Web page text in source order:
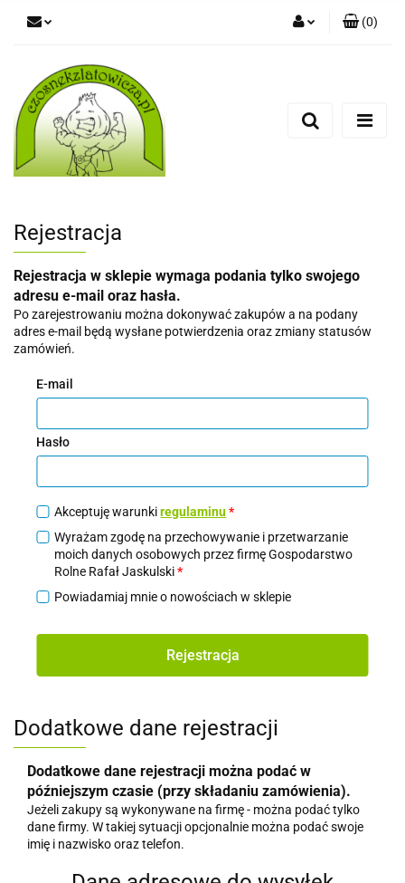
Dodaj zgłoszenie
(0)
Rejestracja
Rejestracja w sklepie wymaga podania tylko swojego
adresu e-mail oraz hasła.
Po zarejestrowaniu można dokonywać zakupów a na podany
adres e-mail będą wysłane potwierdzenia oraz zmiany statusów
zamówień.
E-mail
Hasło
Akceptuję warunkiregulaminu *
Wyrażam zgodę na przechowywanie i przetwarzanie
moich danych osobowych przez firmę Gospodarstwo
Rolne Rafał Jaskulski*
Powiadamiaj mnie o nowościach w sklepie
Rejestracja
Dodatkowe dane rejestracji
Dodatkowe dane rejestracji można podać w
późniejszym czasie (przy składaniu zamówienia).
Jeżeli zakupy są wykonywane na firmę - można podać tylko
dane firmy. W takiej sytuacji opcjonalnie można podać swoje
imię i nazwisko oraz telefon.